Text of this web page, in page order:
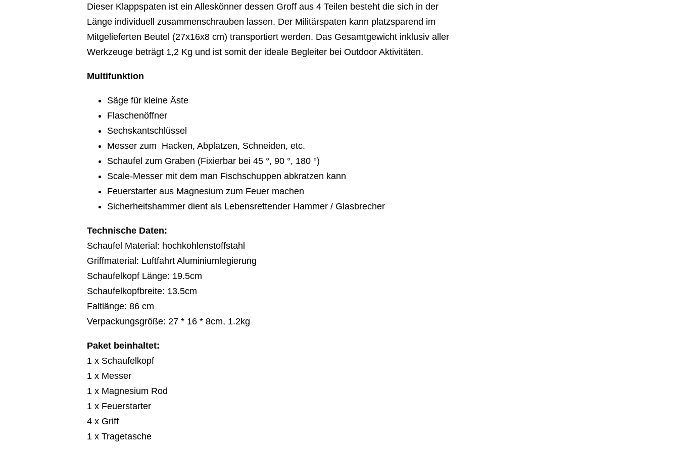
Dieser Klappspaten ist ein Alleskönner dessen Groff aus 4 Teilen besteht die sich in der
Länge individuell zusammenschrauben lassen. Der Militärspaten kann platzsparend im
Mitgelieferten Beutel (27x16x8 cm) transportiert werden. Das Gesamtgewicht inklusiv aller
Werkzeuge beträgt 1,2 Kg und ist somit der ideale Begleiter bei Outdoor Aktivitäten.
Multifunktion
Säge für kleine Äste
Flaschenöffner
Sechskantschlüssel
Messer zum Hacken, Abplatzen, Schneiden, etc.
Schaufel zum Graben (Fixierbar bei 45 °, 90 °, 180 °)
Scale-Messer mit dem man Fischschuppen abkratzen kann
Feuerstarter aus Magnesium zum Feuer machen
Sicherheitshammer dient als Lebensrettender Hammer / Glasbrecher
Technische Daten:
Schaufel Material: hochkohlenstoffstahl
Griffmaterial: Luftfahrt Aluminiumlegierung
Schaufelkopf Länge: 19.5cm
Schaufelkopfbreite: 13.5cm
Faltlänge: 86 cm
Verpackungsgröße: 27 * 16 * 8cm, 1.2kg
Paket beinhaltet:
1 x Schaufelkopf
1 x Messer
1 x Magnesium Rod
1 x Feuerstarter
4 x Griff
1 x Tragetasche